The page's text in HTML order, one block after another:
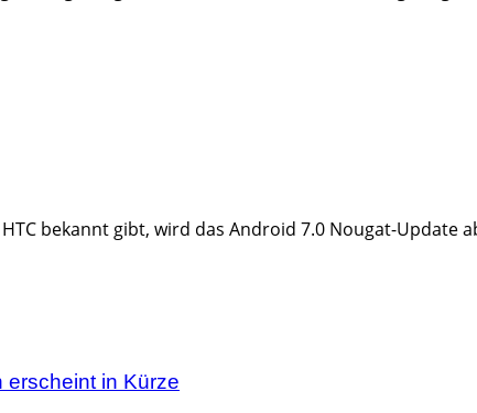
bekannt gibt, wird das Android 7.0 Nougat-Update
erscheint in Kürze